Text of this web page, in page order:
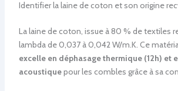
Identifier la laine de coton et son origine
La laine de coton, issue à 80 % de textiles
lambda de 0,037 à 0,042 W/m.K. Ce
excelle en déphasage thermique (12h) et
acoustiquepour les combles grâce à sa